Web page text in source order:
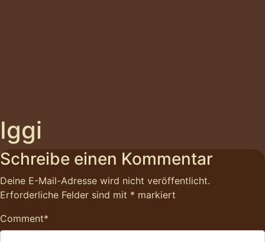
Iggi
Schreibe einen Kommentar
Deine E-Mail-Adresse wird nicht veröffentlicht.
Erforderliche Felder sind mit * markiert
Comment*